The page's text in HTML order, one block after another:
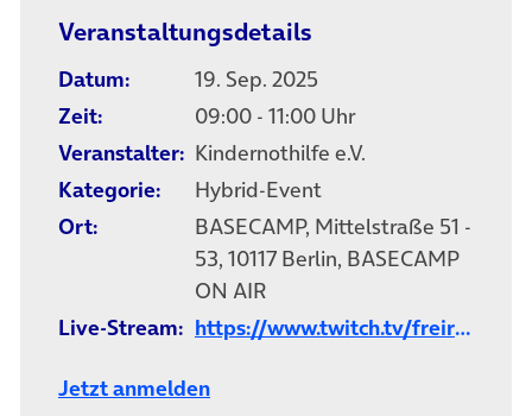
Veranstaltungsdetails
Datum:
19. Sep. 2025
Zeit:
09:00 - 11:00 Uhr
Veranstalter: Kindernothilfe e.V.
Kategorie:
Hybrid-Event
Ort:
BASECAMP, Mittelstraße 51 -
53, 10117 Berlin, BASECAMP
ON AIR
Live-Stream: https://www.twitch.tv/freiraumreh
Jetzt anmelden